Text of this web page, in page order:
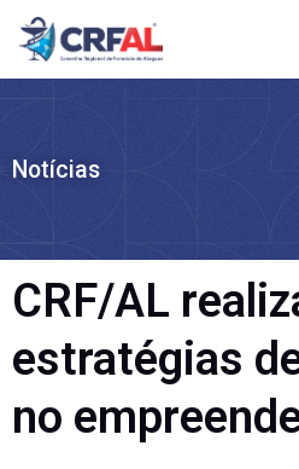
Ir
para
Notícias
CRF/AL
estratégias
no